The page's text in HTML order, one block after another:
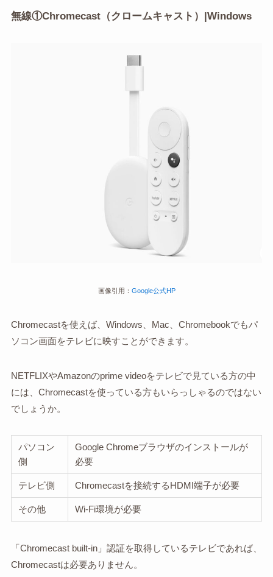
無線①Chromecast（クロームキャスト）|Windows
画像引用： Google公式HP
Chromecastを使えば、Windows、Mac、Chromebookでもパ
ソコン画面をテレビに映すことができます。
NETFLIXやAmazonのprime videoをテレビで見ている方の中
には、Chromecastを使っている方もいらっしゃるのではない
でしょうか。
パソコン
側
Google Chromeブラウザのインストールが
必要
テレビ側 Chromecastを接続するHDMI端子が必要
その他 Wi-Fi環境が必要
「Chromecast built-in」認証を取得しているテレビであれば、
Chromecastは必要ありません。